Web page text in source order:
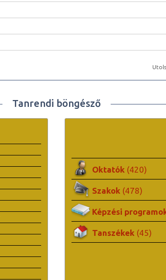
Tanrendi böngésző
Oktatók (420)
Szakok (478)
Képzési
Tanszékek (45)